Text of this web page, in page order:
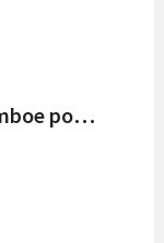
POWERBAM - 2200 mAh Bamboe powerbank